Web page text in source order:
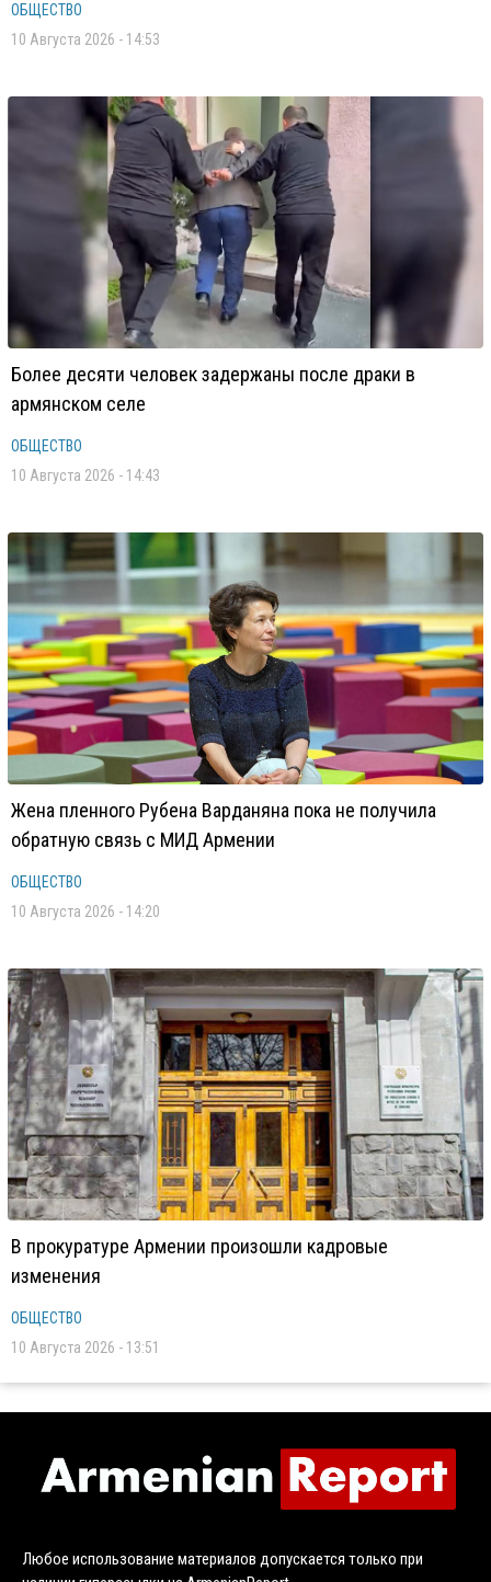
ОБЩЕСТВО
10 Августа 2026 - 14:53
Более десяти человек задержаны после драки в
армянском селе
ОБЩЕСТВО
10 Августа 2026 - 14:43
Жена пленного Рубена Варданяна пока не получила
обратную связь с МИД Армении
ОБЩЕСТВО
10 Августа 2026 - 14:20
В прокуратуре Армении произошли кадровые
изменения
ОБЩЕСТВО
10 Августа 2026 - 13:51
Любое использование материалов допускается только при